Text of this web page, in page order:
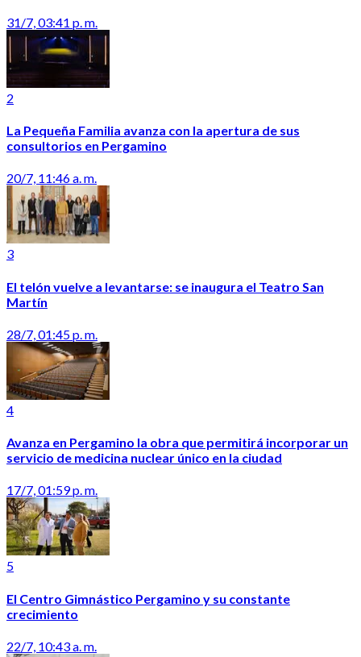
31/7, 03:41 p. m.
2
La Pequeña Familia avanza con la apertura de sus
consultorios en Pergamino
20/7, 11:46 a. m.
3
El telón vuelve a levantarse: se inaugura el Teatro San
Martín
28/7, 01:45 p. m.
4
Avanza en Pergamino la obra que permitirá incorporar un
servicio de medicina nuclear único en la ciudad
17/7, 01:59 p. m.
5
El Centro Gimnástico Pergamino y su constante
crecimiento
22/7, 10:43 a. m.